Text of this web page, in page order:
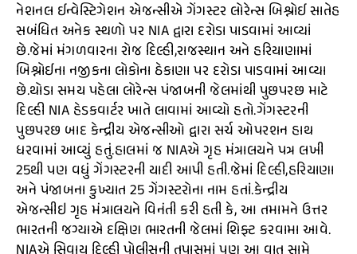
નેશનલ ઈન્વેસ્ટિગેશન એજન્સીએ ગેંગસ્ટર લોરેન્સ બિશ્નોઈ સાતેહ
સબંધિત અનેક સ્થળો પર NIA દ્વારા દરોડા પાડવામાં આવ્યાં
છે.જેમાં મંગળવારના રોજ દિલ્હી,રાજસ્થાન અને હરિયાણામાં
બિશ્નોઈના નજીકના લોકોના ઠેકાણા પર દરોડા પાડવામાં આવ્યા
છે.થોડા સમય પહેલા લોરેન્સ પંજાબની જેલમાંથી પુછપરછ માટે
દિલ્હી NIA હેડકવાર્ટર ખાતે લાવામાં આવ્યો હતો.ગેંગસ્ટરની
પુછપરછ બાદ કેન્દ્રીય એજન્સીઓ દ્વારા સર્ચ ઓપરશન હાથ
ધરવામાં આવ્યું હતું.હાલમાં જ NIAએ ગૃહ મંત્રાલયને પત્ર લખી
25થી પણ વધું ગેંગસ્ટરની યાદી આપી હતી.જેમાં દિલ્હી,હરિયાણા
અને પંજાબના કુખ્યાત 25 ગેંગસ્ટરોના નામ હતાં.કેન્દ્રીય
એજન્સીઇ ગૃહ મંત્રાલયને વિનંતી કરી હતી કે, આ તમામને ઉત્તર
ભારતની જગ્યાએ દક્ષિણ ભારતની જેલમાં શિફ્ટ કરવામા આવે.